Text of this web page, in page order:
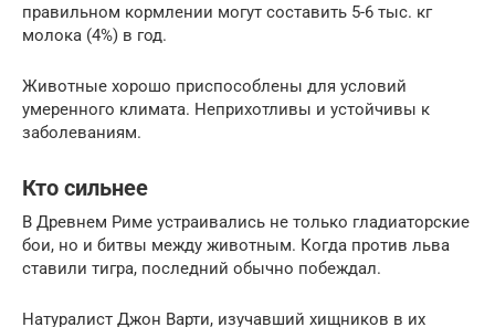
правильном кормлении могут составить 5-6 тыс. кг
молока (4%) в год.
Животные хорошо приспособлены для условий
умеренного климата. Неприхотливы и устойчивы к
заболеваниям.
Кто сильнее
В Древнем Риме устраивались не только гладиаторские
бои, но и битвы между животным. Когда против льва
ставили тигра, последний обычно побеждал.
Натуралист Джон Варти, изучавший хищников в их